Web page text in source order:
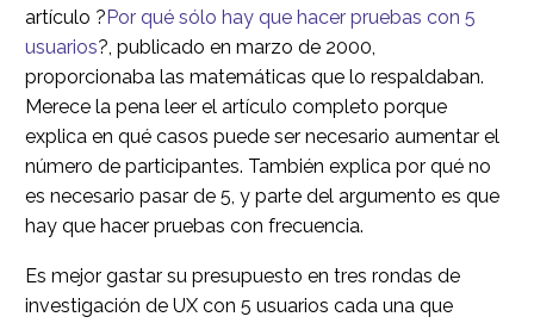
artículo ?Por qué sólo hay que hacer pruebas con 5
usuarios?, publicado en marzo de 2000,
proporcionaba las matemáticas que lo respaldaban.
Merece la pena leer el artículo completo porque
explica en qué casos puede ser necesario aumentar el
número de participantes. También explica por qué no
es necesario pasar de 5, y parte del argumento es que
hay que hacer pruebas con frecuencia.
Es mejor gastar su presupuesto en tres rondas de
investigación de UX con 5 usuarios cada una que